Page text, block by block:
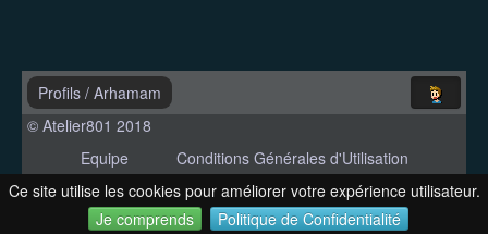
Ce site utilise les cookies pour améliorer votre expérience utilisateur.
Je comprends
Politique de Confidentialité
Profils / Arhamam
© Atelier801 2018
Equipe
Conditions Générales d'Utilisation
Politique de Confidentialité
Contact
Version 1.27